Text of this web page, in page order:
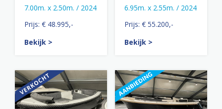
7.00m. x 2.50m. / 2024
Prijs: € 48.995,-
Bekijk >
6.95m. x 2.55m. / 2024
Prijs: € 55.200,-
Bekijk >